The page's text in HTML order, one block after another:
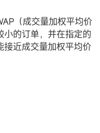
（成交量加权平均价
小的订单，并在指定的
接近成交量加权平均价